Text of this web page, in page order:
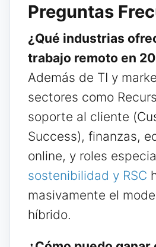
Preguntas
¿Qué industrias
trabajo remoto en
Además de TI y
sectores como
soporte al cliente
Success), finanzas,
online, y roles
sostenibilidad y RSC
masivamente el
híbrido.